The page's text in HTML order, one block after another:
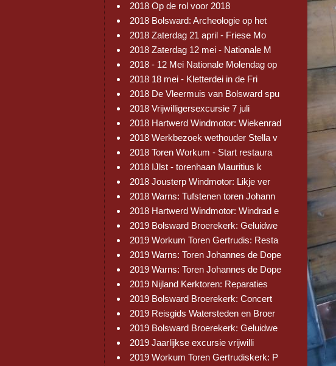
2018 Op de rol voor 2018
2018 Bolsward: Archeologie op het
2018 Zaterdag 21 april - Friese Mo
2018 Zaterdag 12 mei - Nationale M
2018 - 12 Mei Nationale Molendag op
2018 18 mei - Kletterdei in de Fri
2018 De Vleermuis van Bolsward spu
2018 Vrijwilligersexcursie 7 juli
2018 Hartwerd Windmotor: Wiekenrad
2018 Werkbezoek wethouder Stella v
2018 Toren Workum - Start restaura
2018 IJlst - torenhaan Mauritius k
2018 Jousterp Windmotor: Likje ver
2018 Warns: Tufstenen toren Johann
2018 Hartwerd Windmotor: Windrad e
2019 Bolsward Broerekerk: Geluidwe
2019 Workum Toren Gertrudis: Resta
2019 Warns: Toren Johannes de Dope
2019 Warns: Toren Johannes de Dope
2019 Nijland Kerktoren: Reparaties
2019 Bolsward Broerekerk: Concert
2019 Reisgids Watersteden en Broer
2019 Bolsward Broerekerk: Geluidwe
2019 Jaarlijkse excursie vrijwilli
2019 Workum Toren Gertrudiskerk: P